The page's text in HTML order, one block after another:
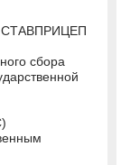
СТАВПРИЦЕП
сбора